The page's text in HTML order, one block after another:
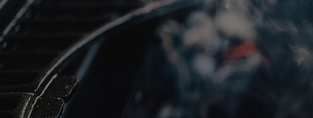
Giardino
Per trascorrere il tuo tempo in allegria